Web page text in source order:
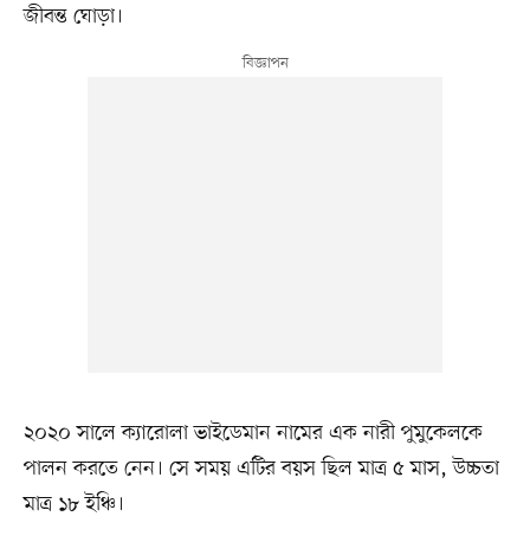
জীবন্ত ঘোড়া।
২০২০ সালে ক্যারোলা ভাইডেমান নামের এক নারী পুমুকেলকে
পালন করতে নেন। সে সময় এটির বয়স ছিল মাত্র ৫ মাস, উচ্চতা
মাত্র ১৮ ইঞ্চি।